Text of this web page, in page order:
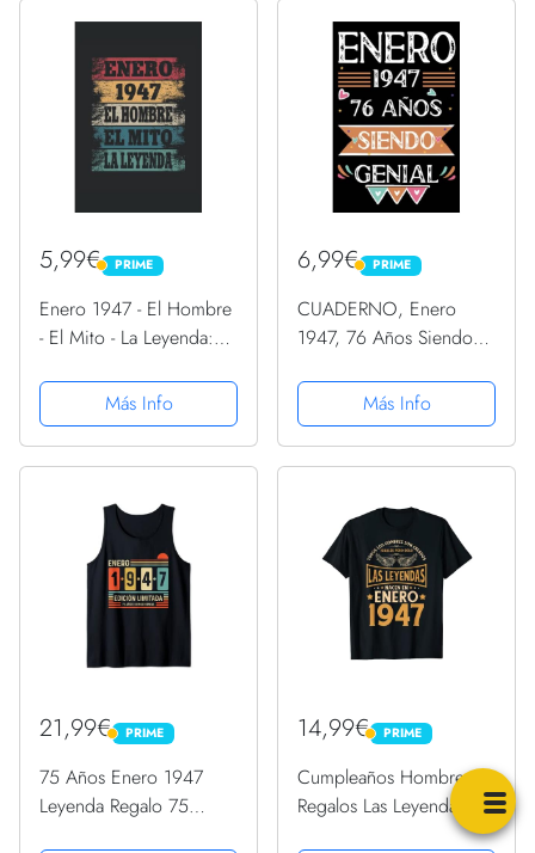
5,99€ PRIME
PRIME
Enero 1947 - El Hombre
- El Mito - La Leyenda:
Hombre Papá Abuelo
Hermano - Diario,
Cuaderno De Notas,
Más Info
6,99€ PRIME
PRIME
CUADERNO, Enero
1947, 76 Años Siendo
cuaderno, 110 páginas
de felicitaciones, idea
de regalo, regalo Para la
Más Info
21,99€ PRIME
PRIME
75 Años Enero 1947
Leyenda Regalo 75
14,99€ PRIME
PRIME
Cumpleaños Hombre
Regalos Las Leyendas
Enero 1947 Camiseta